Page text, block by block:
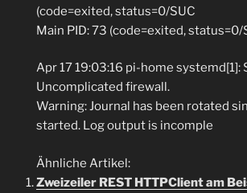
(code=exited, status=0/SUC
Main PID: 73 (code=exited, status=0/
Apr 17 19:03:16 pi-home systemd[1]:
Uncomplicated firewall.
Warning: Journal has been rotated
started. Log output is incomple
Ähnliche Artikel:
Zweizeiler REST HTTPClient am